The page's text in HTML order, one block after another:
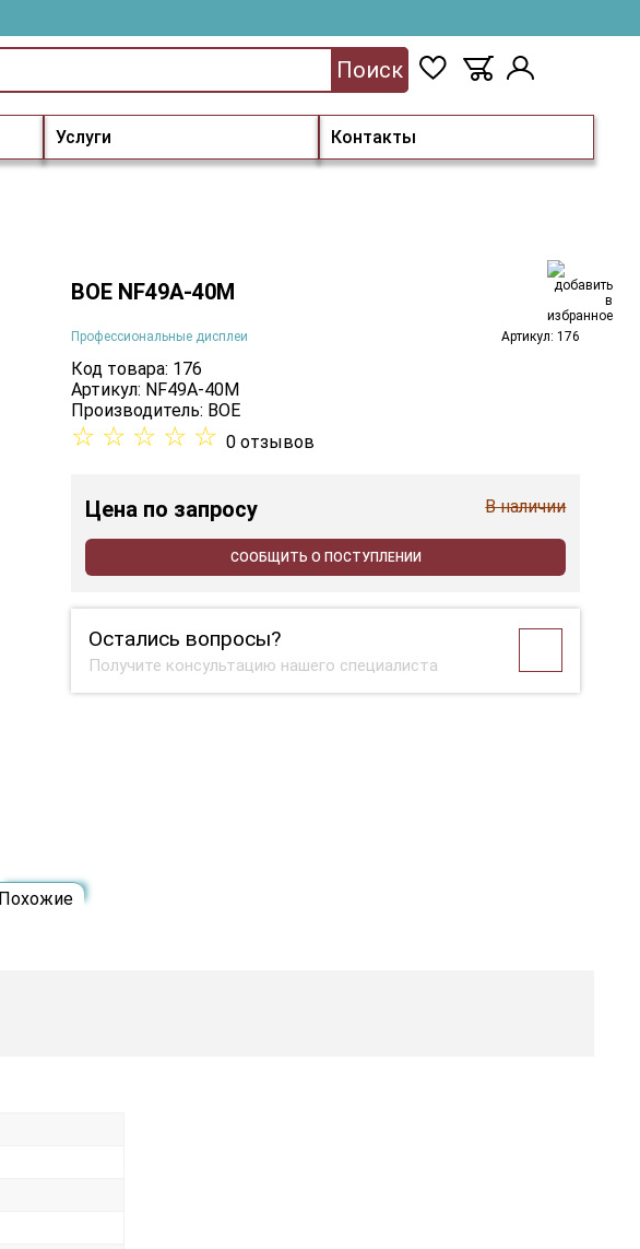
Услуги Контакты
Поиск
BOE NF49A-40M
Профессиональные дисплеи Артикул: 176
Код товара: 176
Артикул: NF49A-40M
Производитель: BOE
☆ ☆ ☆ ☆ ☆ 0 отзывов
Цена по запросу В наличии
СООБЩИТЬ О ПОСТУПЛЕНИИ
Остались вопросы?
Получите консультацию нашего специалиста
Похожие